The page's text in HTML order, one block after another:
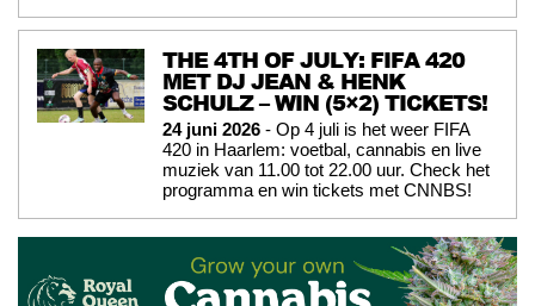
THE 4TH OF JULY: FIFA 420
MET DJ JEAN & HENK
SCHULZ – WIN (5×2) TICKETS!
24 juni 2026 - Op 4 juli is het weer FIFA
420 in Haarlem: voetbal, cannabis en live
muziek van 11.00 tot 22.00 uur. Check het
programma en win tickets met CNNBS!